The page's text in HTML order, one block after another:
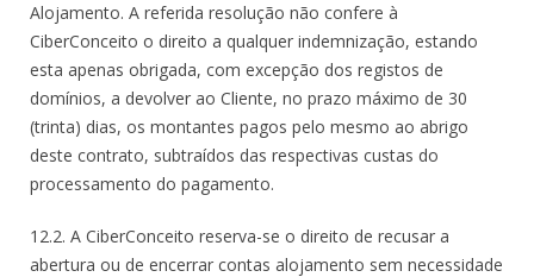
Alojamento. A referida resolução não confere à
CiberConceito o direito a qualquer indemnização, estando
esta apenas obrigada, com excepção dos registos de
domínios, a devolver ao Cliente, no prazo máximo de 30
(trinta) dias, os montantes pagos pelo mesmo ao abrigo
deste contrato, subtraídos das respectivas custas do
processamento do pagamento.
12.2. A CiberConceito reserva-se o direito de recusar a
abertura ou de encerrar contas alojamento sem necessidade